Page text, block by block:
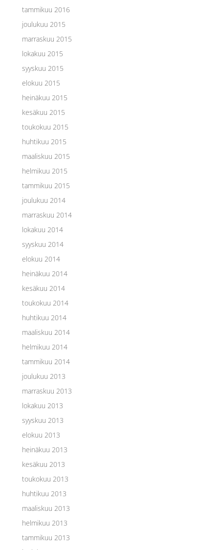
tammikuu 2016
joulukuu 2015
marraskuu 2015
lokakuu 2015
syyskuu 2015
elokuu 2015
heinäkuu 2015
kesäkuu 2015
toukokuu 2015
huhtikuu 2015
maaliskuu 2015
helmikuu 2015
tammikuu 2015
joulukuu 2014
marraskuu 2014
lokakuu 2014
syyskuu 2014
elokuu 2014
heinäkuu 2014
kesäkuu 2014
toukokuu 2014
huhtikuu 2014
maaliskuu 2014
helmikuu 2014
tammikuu 2014
joulukuu 2013
marraskuu 2013
lokakuu 2013
syyskuu 2013
elokuu 2013
heinäkuu 2013
kesäkuu 2013
toukokuu 2013
huhtikuu 2013
maaliskuu 2013
helmikuu 2013
tammikuu 2013